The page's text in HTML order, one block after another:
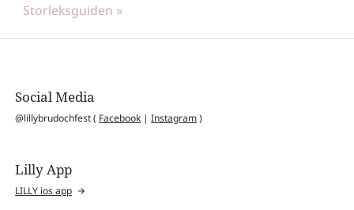
Storleksguiden »
Social Media
@lillybrudochfest ( Facebook |Instagram)
Lilly App
LILLY ios app